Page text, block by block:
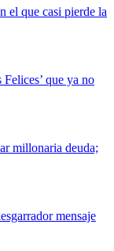
el que casi pierde la
que ya no
millonaria deuda;
mensaje